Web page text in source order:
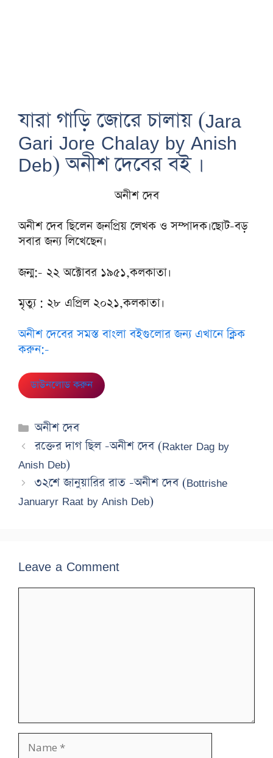
যারা গাড়ি জোরে চালায় (Jara
Gari Jore Chalay by Anish
Deb) অনীশ দেবের বই ।
অনীশ দেব
অনীশ দেব ছিলেন জনপ্রিয় লেখক ও সম্পাদক।ছোট-বড়
সবার জন্য লিখেছেন।
জন্ম:- ২২ অক্টোবর ১৯৫১,কলকাতা।
মৃত্যু : ২৮ এপ্রিল ২০২১,কলকাতা।
অনীশ দেবের সমস্ত বাংলা বইগুলোর জন্য এখানে ক্লিক
করুন:-
ডাউনলোড করুন
Categories
অনীশ দেব
রক্তের দাগ ছিল -অনীশ দেব (Rakter Dag by
Anish Deb)
৩২শে জানুয়ারির রাত -অনীশ দেব (Bottrishe
Januaryr Raat by Anish Deb)
Leave a Comment
Name